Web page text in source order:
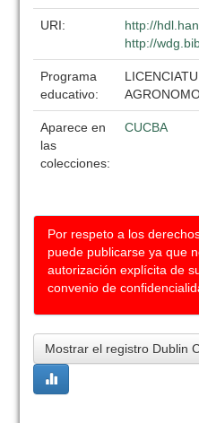
URI:
http://
http://
Programa
educativo:
Aparece en
las
colecciones:
CUCBA
Por respeto a los
puede publicarse ya que
autorización explícita de
convenio de
Mostrar el registro Dublin